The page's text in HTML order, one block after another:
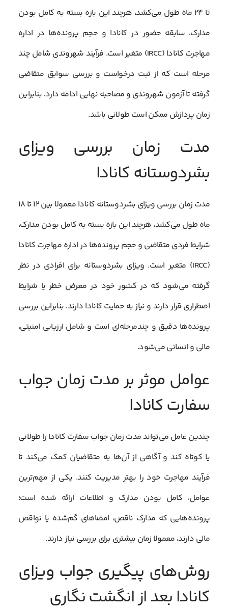
تا ۲۴ ماه طول می‌کشد، هرچند این بازه بسته به کامل بودن
مدارک، سابقه حضور در کانادا و حجم پرونده‌ها در اداره
مهاجرت کانادا (IRCC) متغیر است. فرآیند شهروندی شامل چند
مرحله است که از ثبت درخواست و بررسی سوابق متقاضی
گرفته تا آزمون شهروندی و مصاحبه نهایی ادامه دارد، بنابراین
زمان پردازش ممکن است طولانی باشد.
مدت زمان بررسی ویزای
بشردوستانه کانادا
مدت زمان بررسی ویزای بشردوستانه کانادا معمولا بین ۱۲ تا ۱۸
ماه طول می‌کشد، هرچند این بازه بسته به کامل بودن مدارک،
شرایط فردی متقاضی و حجم پرونده‌ها در اداره مهاجرت کانادا
(IRCC) متغیر است. ویزای بشردوستانه برای افرادی در نظر
گرفته می‌شود که در کشور خود در معرض خطر یا شرایط
اضطراری قرار دارند و نیاز به حمایت کانادا دارند، بنابراین بررسی
پرونده‌ها دقیق و چندمرحله‌ای است و شامل ارزیابی امنیتی،
مالی و انسانی می‌شود.
عوامل موثر بر مدت زمان جواب
سفارت کانادا
چندین عامل می‌تواند مدت زمان جواب سفارت کانادا را طولانی
یا کوتاه کند و آگاهی از آن‌ها به متقاضیان کمک می‌کند تا
فرآیند مهاجرت خود را بهتر مدیریت کنند. یکی از مهم‌ترین
عوامل، کامل بودن مدارک و اطلاعات ارائه شده است؛
پرونده‌هایی که مدارک ناقص، امضاهای گم‌شده یا نواقص
مالی دارند، معمولا زمان بیشتری برای بررسی نیاز دارند.
روش‌های پیگیری جواب ویزای
کانادا بعد از انگشت نگاری